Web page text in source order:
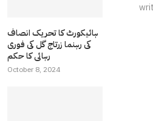
ہائیکورٹ کا تحریک انصاف
کی رہنما زرتاج گل کی فوری
رہائی کا حکم
October 8, 2024